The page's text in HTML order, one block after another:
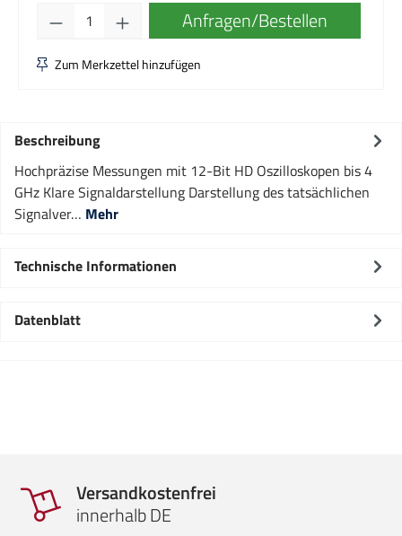
Produkt Anzahl: Gib den gewünschten
Anfragen/Bestellen
Zum Merkzettel hinzufügen
Beschreibung
Hochpräzise Messungen mit 12-Bit HD Oszilloskopen bis 4
GHz Klare Signaldarstellung Darstellung des tatsächlichen
Signalver… Mehr
Technische Informationen
Datenblatt
Versandkostenfrei
innerhalb DE